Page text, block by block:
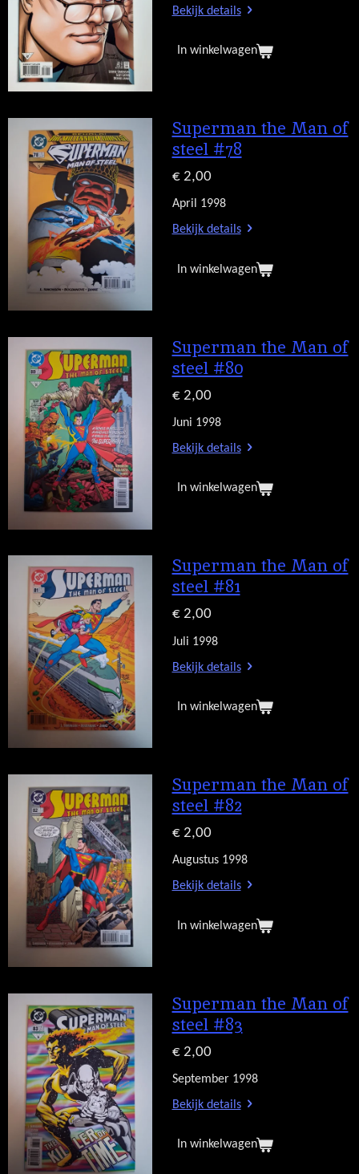
Bekijk details
In winkelwagen
Superman the Man of
steel #78
€ 2,00
April 1998
Bekijk details
In winkelwagen
Superman the Man of
steel #80
€ 2,00
Juni 1998
Bekijk details
In winkelwagen
Superman the Man of
steel #81
€ 2,00
Juli 1998
Bekijk details
In winkelwagen
Superman the Man of
steel #82
€ 2,00
Augustus 1998
Bekijk details
In winkelwagen
Superman the Man of
steel #83
€ 2,00
September 1998
Bekijk details
In winkelwagen